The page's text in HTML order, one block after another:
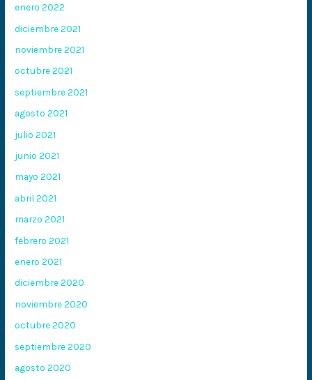
enero 2022
diciembre 2021
noviembre 2021
octubre 2021
septiembre 2021
agosto 2021
julio 2021
junio 2021
mayo 2021
abril 2021
marzo 2021
febrero 2021
enero 2021
diciembre 2020
noviembre 2020
octubre 2020
septiembre 2020
agosto 2020